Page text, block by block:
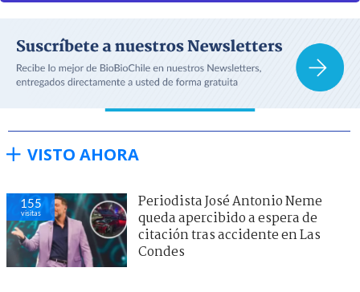
VISTO AHORA
155
visitas
Periodista José Antonio Neme
queda apercibido a espera de
citación tras accidente en Las
Condes